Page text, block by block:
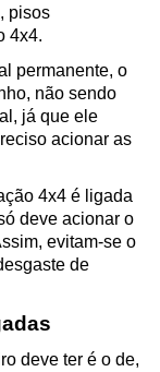
pisos
4x4.
permanente, o
não sendo
já que ele
acionar as
4x4 é ligada
deve acionar o
evitam-se o
de
deve ter é o de,